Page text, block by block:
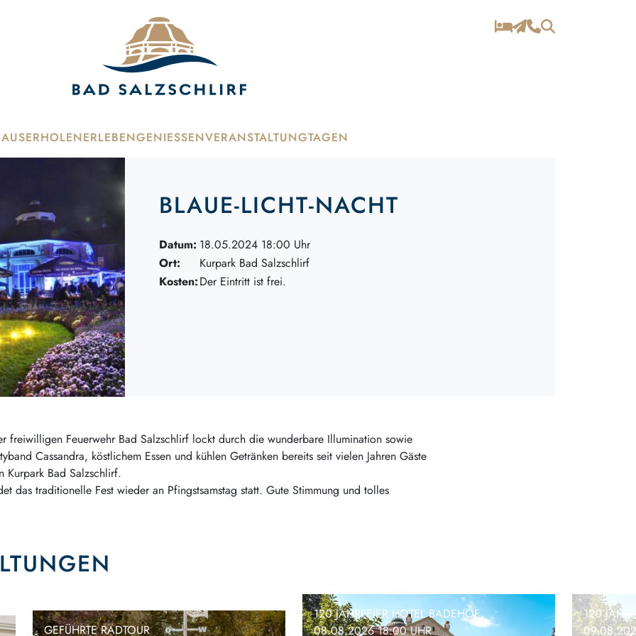
ERHOLENERLEBENGENIESSEN VERANSTALTUNGTAGEN
BLAUE-LICHT-NACHT
Datum: 18.05.2024 18:00 Uhr
Ort:
Kurpark Bad Salzschlirf
Kosten:Der Eintritt ist frei.
freiwilligen Feuerwehr Bad Salzschlirf lockt durch die wunderbare Illumination sowie
Cassandra, köstlichem Essen und kühlen Getränken bereits seit vielen Jahren Gäste
Kurpark Bad Salzschlirf.
das traditionelle Fest wieder an Pfingstsamstag statt. Gute Stimmung und tolles
GEFÜHRTE RADTOUR
120 JAHRFEIER HOTEL BADEHOF
08.08.2026 18:00 UHR
120